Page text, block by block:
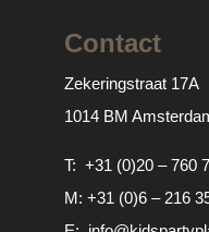
Contact
Zekeringstraat 17A
1014 BM
T: +31 (0)20 – 760
M: +31 (0)6 – 216